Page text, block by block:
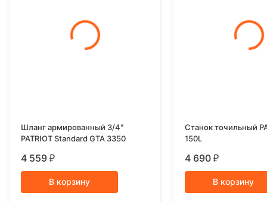
Шланг армированный 3/4"
PATRIOT Standard GTA 3350
4 559 ₽
В корзину
Станок точильный
150L
4 690 ₽
В корзину